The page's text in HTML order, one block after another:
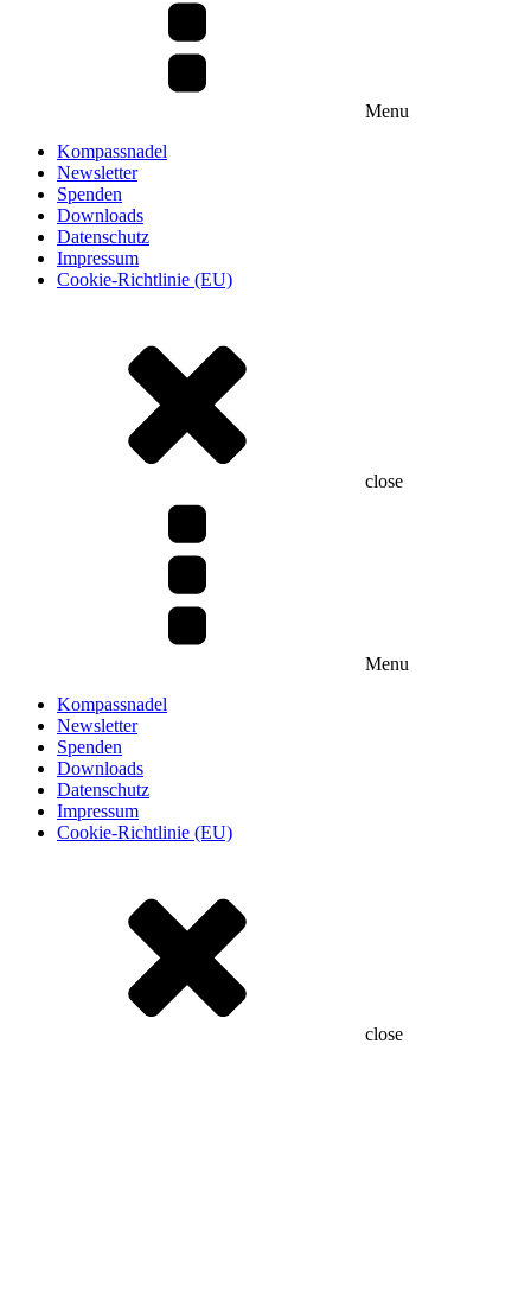
Menu
Kompassnadel
Newsletter
Spenden
Downloads
Datenschutz
Impressum
Cookie-Richtlinie (EU)
close
Menu
Kompassnadel
Newsletter
Spenden
Downloads
Datenschutz
Impressum
Cookie-Richtlinie (EU)
close